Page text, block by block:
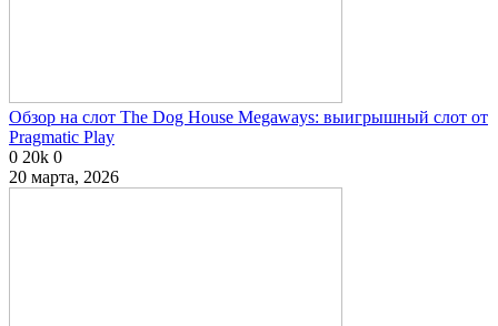
Обзор на слот The Dog House Megaways: выигрышный слот от
Pragmatic Play
0 20k 0
20 марта, 2026